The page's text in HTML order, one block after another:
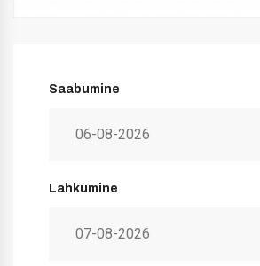
Saabumine
Lahkumine